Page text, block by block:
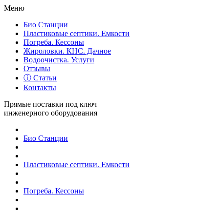
Меню
Био Станции
Пластиковые септики. Емкости
Погреба. Кессоны
Жироловки. КНС. Дачное
Водоочистка. Услуги
Отзывы
ⓘ Статьи
Контакты
Прямые поставки под ключ
инженерного оборудования
Био Станции
Пластиковые септики. Емкости
Погреба. Кессоны